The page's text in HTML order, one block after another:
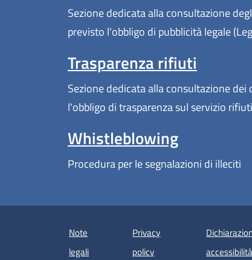
Sezione dedicata alla consultazione
previsto l'obbligo di pubblicità legale
Trasparenza rifiuti
Sezione dedicata alla consultazione
l'obbligo di trasparenza sul servizio
Whistleblowing
Procedura per le segnalazioni di illeciti
Note
legali
Privacy
policy
accessibilità